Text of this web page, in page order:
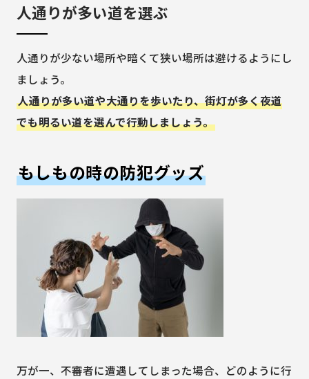
人通りが多い道を選ぶ
人通りが少ない場所や暗くて狭い場所は避けるようにし
ましょう。
人通りが多い道や大通りを歩いたり、街灯が多く夜道
でも明るい道を選んで行動しましょう。
もしもの時の防犯グッズ
万が一、不審者に遭遇してしまった場合、どのように行